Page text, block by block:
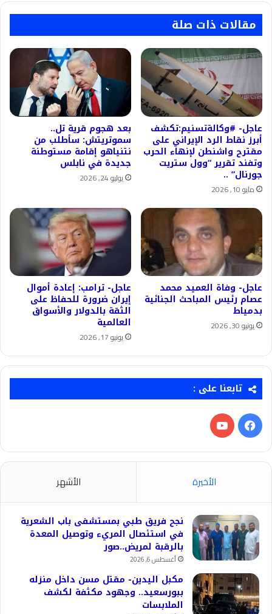
ساعة
مقالات ذات صلة
عاجل- #وكالةتسنيم:تكشف
أبرز نقاط الرد الإيراني على
مقترح واشنطن لإنهاء الحرب
وتفند تقرير “وول ستريت
جورنال” ..
مايو 10, 2026
بعد هجوم قرية تل..
سموتريتش: سأطلب من
نتنياهو إقامة مستوطنة
جديدة في نابلس
يوليو 24, 2026
عاجل- وفاة العميد محمد
عصام رئيس المباحث الجنائية
بدمياط
يونيو 30, 2026
عاجل- ترامب: إعادة أموال
إيران ضرورة للحفاظ على
الثقة بالدولار والأسواق
العالمية
يونيو 17, 2026
تابعنا على :
فيسبوك‫YouTube
الأخيرة الأشهر
نجح فريق طبي بمستشفى باب الشعرية
في استئصال المريء وتوصيل المعدة
بالرقبة لمريض..صور
أغسطس 6, 2026
مكبل اليدين- مقتل مسن داخل منزله
ببورسعيد.. وجهود مكثفة لكشف
الملابسات